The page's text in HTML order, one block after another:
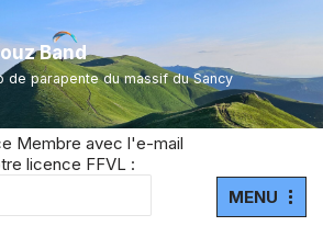
Band
de parapente du massif du Sancy
Membre avec l'e-mail
licence FFVL :
MENU